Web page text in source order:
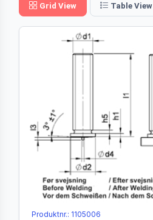
Grid View Table View
Produktnr.: 1105006